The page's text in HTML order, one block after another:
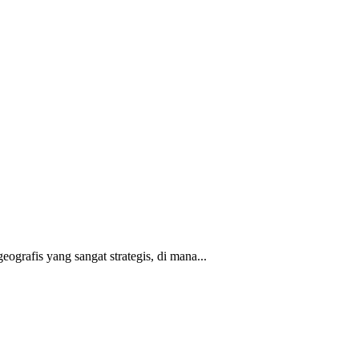
yang sangat strategis, di mana...